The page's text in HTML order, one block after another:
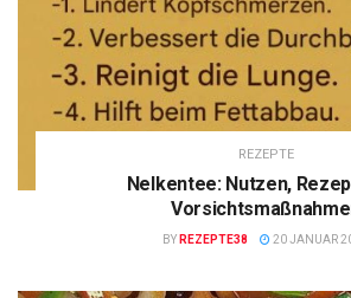
REZEPTE
Nelkentee: Nutzen,
BY REZEPTE38 20 JANUAR